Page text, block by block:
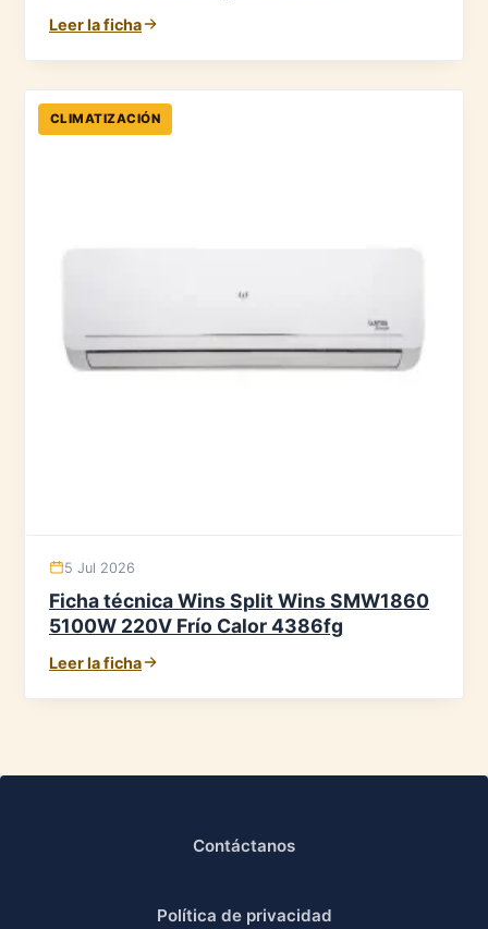
Leer la ficha
CLIMATIZACIÓN
5 Jul 2026
Ficha técnica Wins Split Wins SMW1860
5100W 220V Frío Calor 4386fg
Leer la ficha
Contáctanos
Política de privacidad